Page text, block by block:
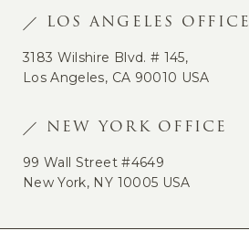
LOS ANGELES OFFICE
3183 Wilshire Blvd. # 145,
Los Angeles, CA 90010 USA
NEW YORK OFFICE
99 Wall Street #4649
New York, NY 10005 USA